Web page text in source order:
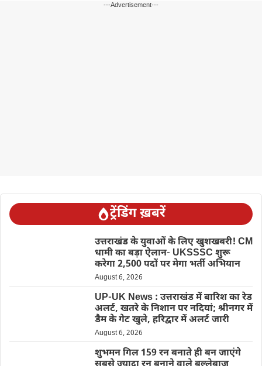
---Advertisement---
ट्रेंडिंग ख़बरें
उत्तराखंड के युवाओं के लिए खुशखबरी! CM
धामी का बड़ा ऐलान- UKSSSC शुरू
करेगा 2,500 पदों पर मेगा भर्ती अभियान
August 6, 2026
UP-UK News : उत्तराखंड में बारिश का रेड
अलर्ट, खतरे के निशान पर नदियां; श्रीनगर में
डैम के गेट खुले, हरिद्वार में अलर्ट जारी
August 6, 2026
शुभमन गिल 159 रन बनाते ही बन जाएंगे